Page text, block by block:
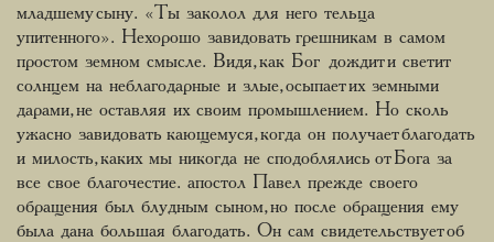
младшему сыну. «Ты заколол для него тельца
упитенного». Нехорошо завидовать грешникам в самом
простом земном смысле. Видя, как Бог дождит и светит
солнцем на неблагодарные и злые, осыпает их земными
дарами, не оставляя их своим промышлением. Но сколь
ужасно завидовать кающемуся, когда он получает благодать
и милость, каких мы никогда не сподоблялись от Бога за
все свое благочестие. апостол Павел прежде своего
обращения был блудным сыном, но после обращения ему
была дана большая благодать. Он сам свидетельствует об